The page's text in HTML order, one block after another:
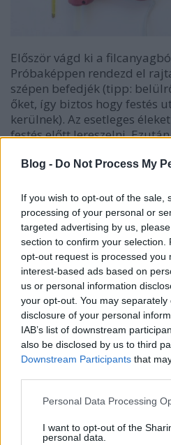
Blog - Do Not Process My
If you wish to opt-out of the sale,
processing of your personal or
targeted advertising by us,
section to confirm your selection.
opt-out request is processed you
interest-based ads based on
us or personal information
your opt-out. You may
disclosure of your personal
IAB’s list of downstream
also be disclosed by us to third
Downstream Participants that
Please note that this website/app
not limited to your visit or usage
grant or deny consent to Google
Personal Data Processing
I want to opt-out of the
personal data.
Először vágd ki a
Próbaképpen rendezd el
szépen befedjék (tipp:
őket, így biztos hogy festés
kerülnek). Az esetleges
festés előtt lereszelni.
színesre. Akrilfesték
túl sok árnyalatod otthon,
besűrűsödött és megunt
lesznek). Ha fényes medált
ez tartósabbá is teszi a
ragaszd fel a filcanyagból
művelethez a
pillanatok alatt megköt). A
erősíts fel a láncot tartó
ollóval szúrt pici lyuk elég is
csatlakoztatni kell a
Régi, megunt láncaidat is
érdekében, ha már úgysem